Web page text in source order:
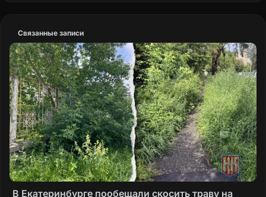
Связанные записи
В Екатеринбурге пообещали скосить траву на